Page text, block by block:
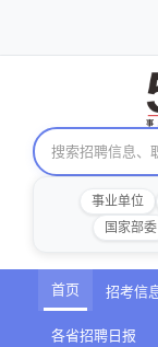
事业单位
国家部委
首页 招考信
各省招聘日报